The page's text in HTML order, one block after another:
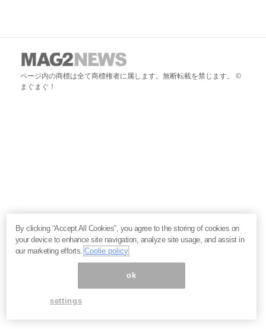
ページ内の商標は全て商標権者に属します。無断転載を禁じます。 ©
まぐまぐ！
By clicking “Accept All Cookies”, you agree to the storing of cookies on
your device to enhance site navigation, analyze site usage, and assist in
our marketing efforts.Coolie policy
ok
settings